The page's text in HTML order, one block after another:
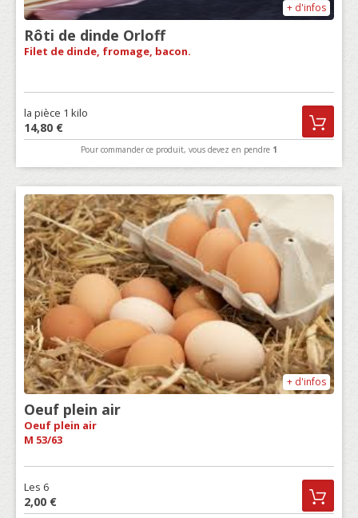
+ d'infos
Rôti de dinde Orloff
Filet de dinde, fromage, bacon.
la pièce 1 kilo
14,80 €
Pour commander ce produit, vous devez en pendre 1
+ d'infos
Oeuf plein air
Oeuf plein air
M 53/63
Les 6
2,00 €